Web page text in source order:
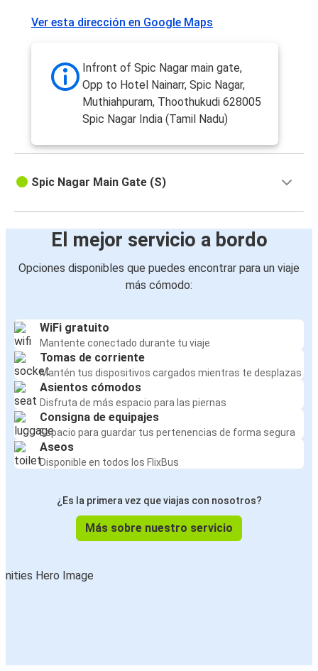
Ver esta dirección en Google Maps
Infront of Spic Nagar main gate,
Opp to Hotel Nainarr, Spic Nagar,
Muthiahpuram, Thoothukudi 628005
Spic Nagar India (Tamil Nadu)
Spic Nagar Main Gate (S)
El mejor servicio a bordo
Opciones disponibles que puedes encontrar para un viaje
más cómodo:
WiFi gratuito
Mantente conectado durante tu viaje
Tomas de corriente
Mantén tus dispositivos cargados mientras te desplazas
Asientos cómodos
Disfruta de más espacio para las piernas
Consigna de equipajes
Espacio para guardar tus pertenencias de forma segura
Aseos
Disponible en todos los FlixBus
¿Es la primera vez que viajas con nosotros?
Más sobre nuestro servicio